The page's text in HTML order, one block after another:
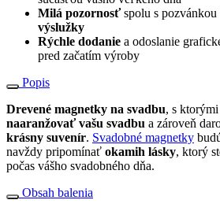
Milá pozornosťspolu s pozvánkou
výslužky
Rýchle dodanie a odoslanie
pred začatím výroby
Popis
Drevené magnetky na svadbu, s ktorými
naaranžovať vašu svadbu a zároveň
krásny suvenír. Svadobné magnetky
navždy pripomínať okamih lásky, ktorý
počas vášho svadobného dňa.
Obsah balenia